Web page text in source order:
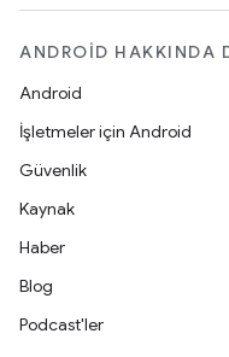
ANDROID HAKKINDA
Android
İşletmeler için Android
Güvenlik
Kaynak
Haber
Blog
Podcast'ler